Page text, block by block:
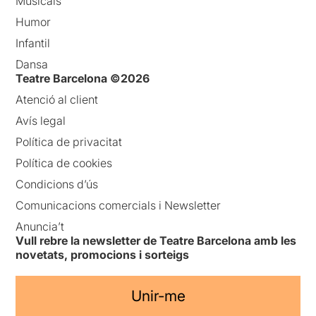
Humor
Infantil
Dansa
Teatre Barcelona ©2026
Atenció al client
Avís legal
Política de privacitat
Política de cookies
Condicions d’ús
Comunicacions comercials i Newsletter
Anuncia’t
Vull rebre la newsletter de Teatre Barcelona amb les
novetats, promocions i sorteigs
Unir-me